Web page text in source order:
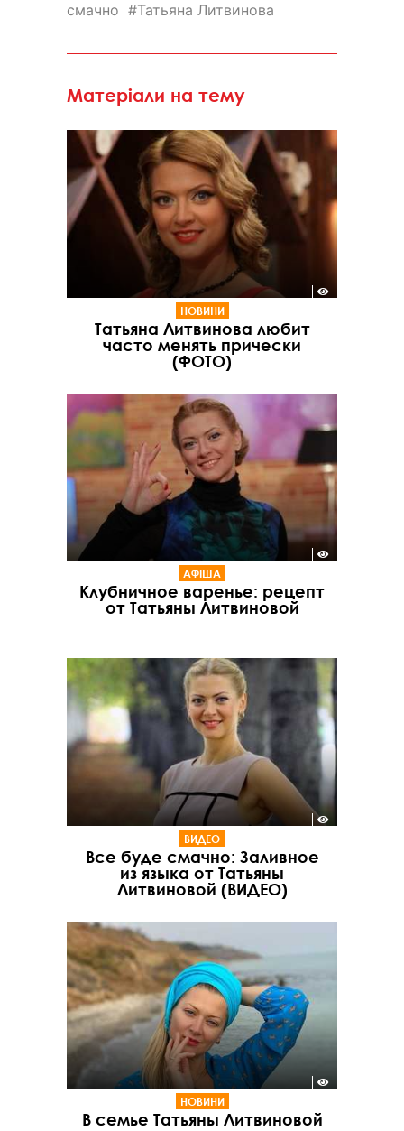
смачно
Татьяна Литвинова
Матеріали на тему
НОВИНИ
Татьяна Литвинова любит
часто менять прически
(ФОТО)
АФІША
Клубничное варенье: рецепт
от Татьяны Литвиновой
ВИДЕО
Все буде смачно: Заливное
из языка от Татьяны
Литвиновой (ВИДЕО)
НОВИНИ
В семье Татьяны Литвиновой